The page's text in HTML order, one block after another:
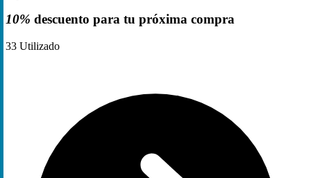
10% descuento para tu próxima compra
33 Utilizado